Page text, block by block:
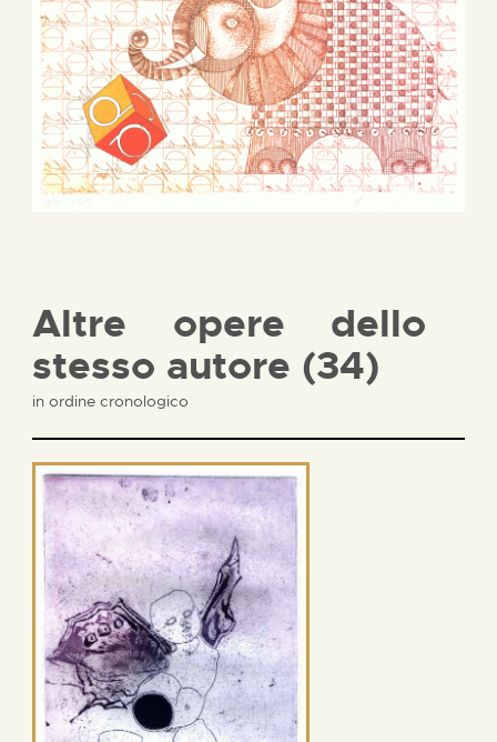
Altre opere dello
stesso autore (34)
in ordine cronologico